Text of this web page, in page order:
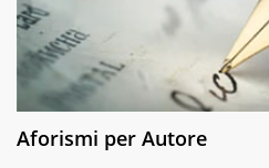
Aforismi per Autore